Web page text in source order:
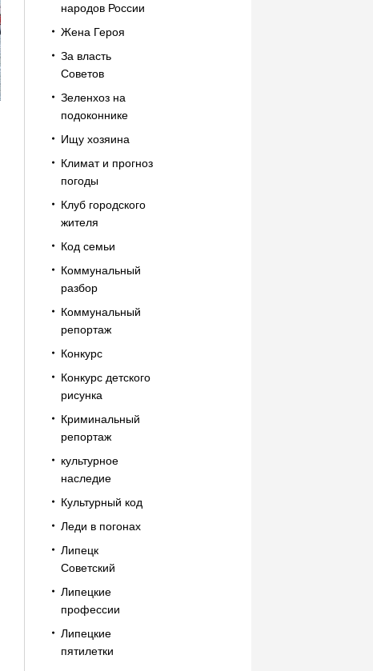
народов России
Жена Героя
За власть
Советов
Зеленхоз на
подоконнике
Ищу хозяина
Климат и прогноз
погоды
Клуб городского
жителя
Код семьи
Коммунальный
разбор
Коммунальный
репортаж
Конкурс
Конкурс детского
рисунка
Криминальный
репортаж
культурное
наследие
Культурный код
Леди в погонах
Липецк
Советский
Липецкие
профессии
Липецкие
пятилетки